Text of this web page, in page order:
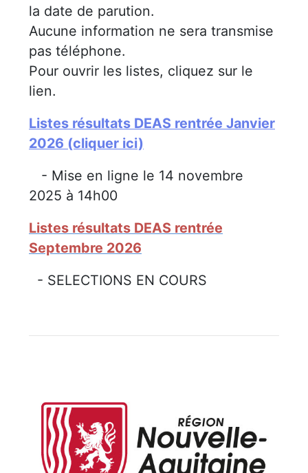
la date de parution.
Aucune information ne sera transmise
pas téléphone.
Pour ouvrir les listes, cliquez sur le
lien.
Listes résultats DEAS rentrée Janvier
2026 (cliquer ici)
- Mise en ligne le 14 novembre
2025 à 14h00
Listes résultats DEAS rentrée
Septembre 2026
- SELECTIONS EN COURS